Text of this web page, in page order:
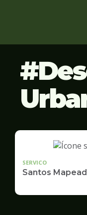
SERVICO
Santos